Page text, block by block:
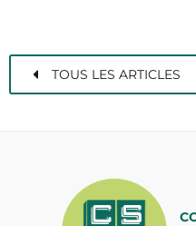
TOUS LES ARTICLES